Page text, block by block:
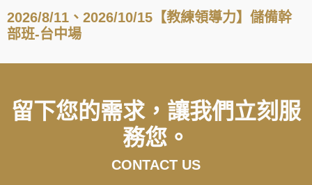
2026/8/11、2026/10/15【教練領導力】儲備幹
部班-台中場
留下您的需求，讓我們立刻服
務您。
CONTACT US